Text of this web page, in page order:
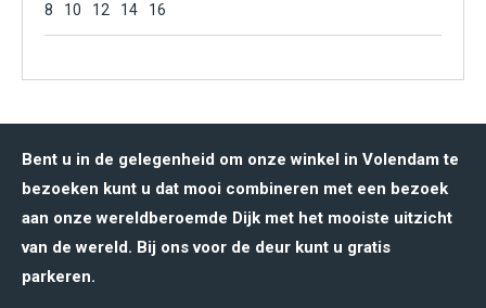
8 10 12 14 16
Bent u in de gelegenheid om onze winkel in Volendam te
bezoeken kunt u dat mooi combineren met een bezoek
aan onze wereldberoemde Dijk met het mooiste uitzicht
van de wereld. Bij ons voor de deur kunt u gratis
parkeren.